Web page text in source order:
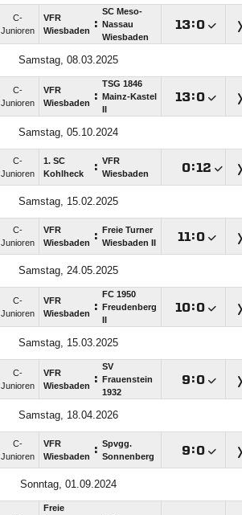
C-
Junioren
VFR
Wiesbaden :
SC Meso-
Nassau
Wiesbaden
:
Samstag, 08.03.2025
C-
Junioren
VFR
Wiesbaden :
TSG 1846
Mainz-Kastel
:
Samstag, 05.10.2024
C-
Junioren
1. SC
Kohlheck
: VFR
Wiesbaden
:
Samstag, 15.02.2025
C-
Junioren
VFR
Wiesbaden :
Freie Turner
Wiesbaden II
:
Samstag, 24.05.2025
C-
Junioren
VFR
Wiesbaden :
FC 1950
Freudenberg
:
Samstag, 15.03.2025
C-
Junioren
VFR
Wiesbaden :
SV
Frauenstein
1932
:
Samstag, 18.04.2026
C-
Junioren
VFR
Wiesbaden : Spvgg.
Sonnenberg
:
Sonntag, 01.09.2024
Freie